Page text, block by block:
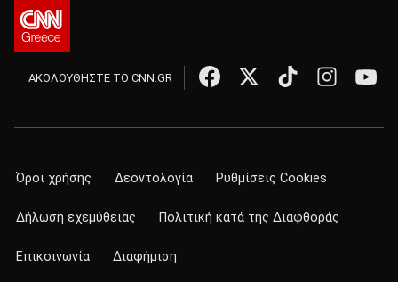
ΑΚΟΛΟΥΘΗΣΤΕ ΤΟ CNN.GR
Όροι χρήσης Δεοντολογία Ρυθμίσεις Cookies
Δήλωση εχεμύθειας Πολιτική κατά της Διαφθοράς
Επικοινωνία Διαφήμιση